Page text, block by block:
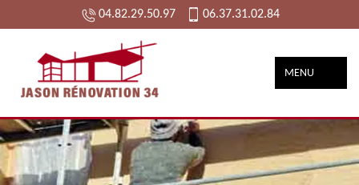
04.82.29.50.97 06.37.31.02.84
MENU